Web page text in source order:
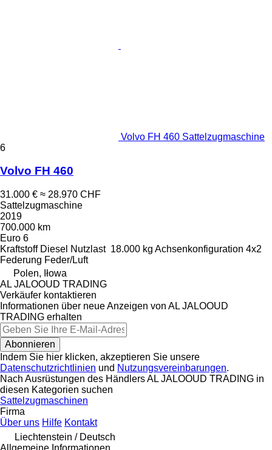
Volvo FH 460 Sattelzugmaschine
6
Volvo FH 460
31.000 € ≈ 28.970 CHF
Sattelzugmaschine
2019
700.000 km
Euro 6
Kraftstoff Diesel Nutzlast 18.000 kg Achsenkonfiguration 4x2
Federung Feder/Luft
Polen, Iłowa
AL JALOOUD TRADING
Verkäufer kontaktieren
Informationen über neue Anzeigen von AL JALOOUD
TRADING erhalten
Abonnieren
Indem Sie hier klicken, akzeptieren Sie unsere
Datenschutzrichtlinien und Nutzungsvereinbarungen.
Nach Ausrüstungen des Händlers AL JALOOUD TRADING in
diesen Kategorien suchen
Sattelzugmaschinen
Firma
Über uns Hilfe Kontakt
Liechtenstein / Deutsch